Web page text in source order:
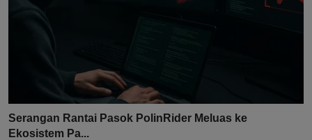
Serangan Rantai Pasok PolinRider Meluas ke
Ekosistem Pa...